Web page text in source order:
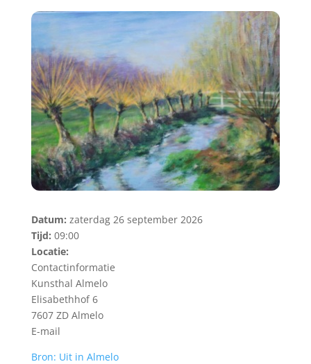
Datum: zaterdag 26 september 2026
Tijd: 09:00
Locatie:
Contactinformatie
Kunsthal Almelo
Elisabethhof 6
7607 ZD Almelo
E-mail
Bron: Uit in Almelo